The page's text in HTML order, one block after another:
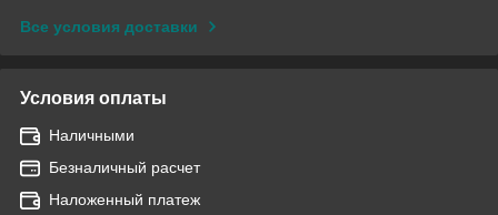
Все условия доставки
Условия оплаты
Наличными
Безналичный расчет
Наложенный платеж